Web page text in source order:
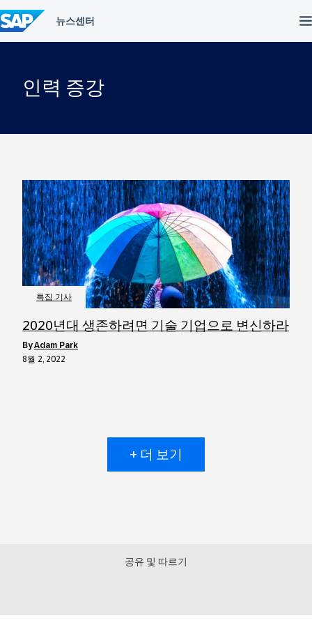
텐
츠
건
인력 증강
특집 기사
2020년대 생존하려면 기술 기업으로 변신하라
byAdam Park
8월 2, 2022
+ 더 보기
공유 및 따르기